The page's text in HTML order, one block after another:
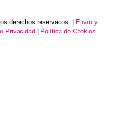
los derechos reservados. | Envío y
Privacidad | Política de Cookies